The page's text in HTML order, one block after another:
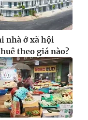
nhà ở xã hội
theo giá nào?